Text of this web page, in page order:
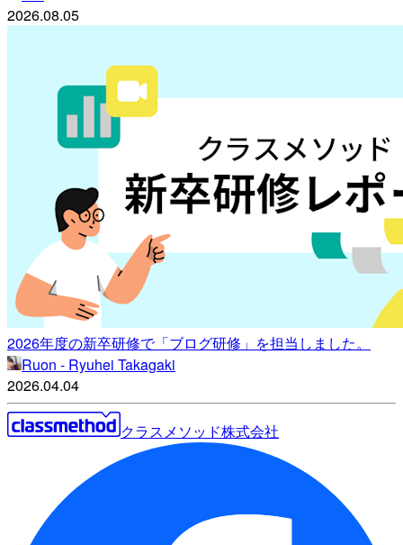
2026.08.05
2026年度の新卒研修で「ブログ研修」を担当しました。
Ruon - Ryuhei Takagaki
2026.04.04
クラスメソッド株式会社